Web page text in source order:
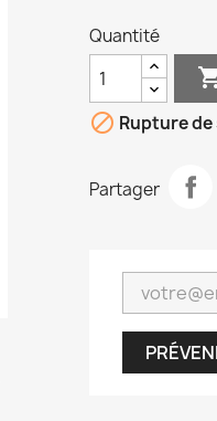
Quantité
 Rupture
Partager